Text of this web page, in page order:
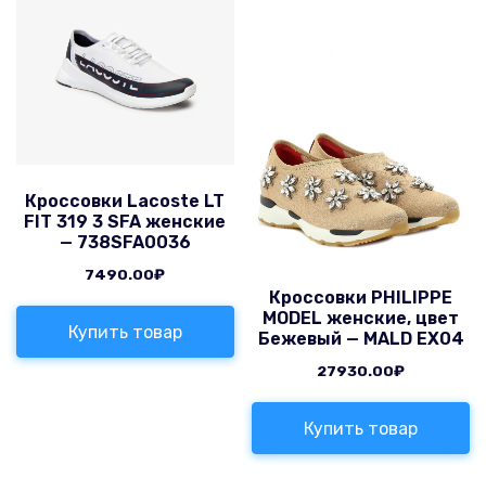
Кроссовки Lacoste LT
FIT 319 3 SFA женские
— 738SFA0036
7490.00₽
Купить товар
Кроссовки PHILIPPE
MODEL женские, цвет
Бежевый — MALD EX04
27930.00₽
Купить товар